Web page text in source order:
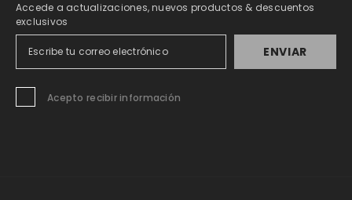
Accede a actualizaciones, nuevos productos & descuentos
exclusivos
ENVIAR
Acepto recibir información